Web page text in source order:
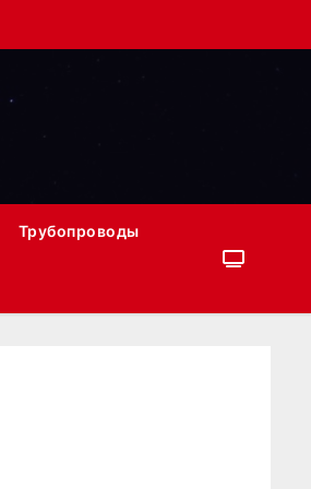
Трубопроводы